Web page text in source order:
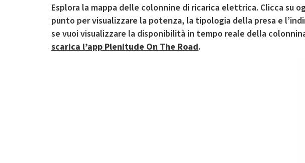
Esplora la mappa delle colonnine di ricarica elettrica. Clicca su
punto per visualizzare la potenza, la tipologia della presa e
se vuoi visualizzare la disponibilità in tempo reale della
scarica l’app Plenitude On The Road.
Il servizio di mobilità